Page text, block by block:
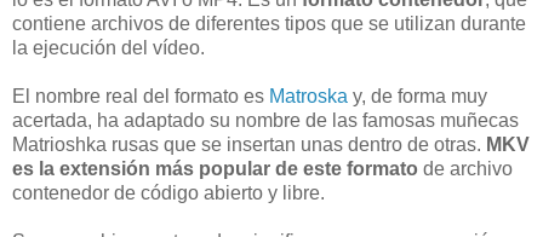
contiene archivos de diferentes tipos que se utilizan durante
la ejecución del vídeo.
El nombre real del formato es Matroska y, de forma muy
acertada, ha adaptado su nombre de las famosas muñecas
Matrioshka rusas que se insertan unas dentro de otras. MKV
es la extensión más popular de este formato de archivo
contenedor de código abierto y libre.